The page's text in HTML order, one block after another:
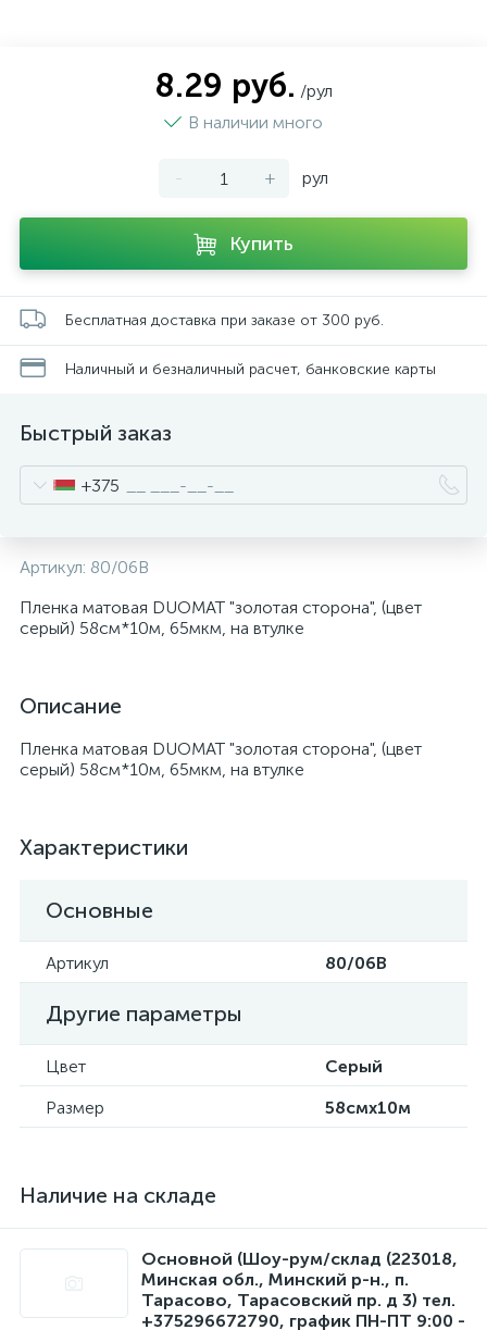
8.29 руб. /рул
В наличии много
- + рул
Купить
Бесплатная доставка при заказе от 300 руб.
Наличный и безналичный расчет, банковские карты
Быстрый заказ
+375
Артикул: 80/06В
Пленка матовая DUOMAT "золотая сторона", (цвет
серый) 58см*10м, 65мкм, на втулке
Описание
Пленка матовая DUOMAT "золотая сторона", (цвет
серый) 58см*10м, 65мкм, на втулке
Характеристики
Основные
Артикул 80/06В
Другие параметры
Цвет
Серый
Размер
58смx10м
Наличие на складе
Основной (Шоу-рум/склад (223018,
Минская обл., Минский р-н., п.
Тарасово, Тарасовский пр. д 3) тел.
+375296672790, график ПН-ПТ 9:00 -